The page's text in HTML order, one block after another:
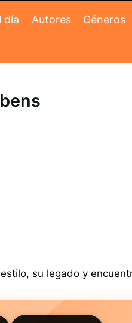
día Autores Géneros
su legado y